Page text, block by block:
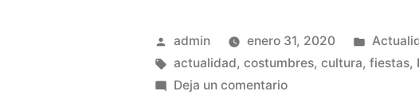
y
sus
fiestas
Publicado
por
admin enero 31, 2020
en
Etiquetas:
actualidad,costumbres,cultura,fiestas,
Deja un comentarioen